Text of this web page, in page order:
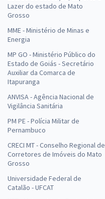
Lazer do estado de Mato
Grosso
MME - Ministério de Minas e
Energia
MP GO - Ministério Público do
Estado de Goiás - Secretário
Auxiliar da Comarca de
Itapuranga
ANVISA - Agência Nacional de
Vigilância Sanitária
PM PE - Polícia Militar de
Pernambuco
CRECI MT - Conselho Regional de
Corretores de Imóveis do Mato
Grosso
Universidade Federal de
Catalão - UFCAT